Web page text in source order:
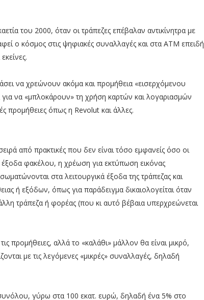
του 2000, όταν οι τράπεζες επέβαλαν αντικίνητρα με
ο κόσμος στις ψηφιακές συναλλαγές και στα ΑΤΜ επειδή
να χρεώνουν ακόμα και προμήθεια «εισερχόμενου
να «μπλοκάρουν» τη χρήση καρτών και λογαριασμών
προμήθειες όπως η Revolut και άλλες.
από πρακτικές που δεν είναι τόσο εμφανείς όσο οι
φακέλου, η χρέωση για εκτύπωση εικόνας
στα λειτουργικά έξοδα της τράπεζας και
ή εξόδων, όπως για παράδειγμα δικαιολογείται όταν
τράπεζα ή φορέας (που κι αυτό βέβαια υπερχρεώνεται
προμήθειες, αλλά το «καλάθι» μάλλον θα είναι μικρό,
με τις λεγόμενες «μικρές» συναλλαγές, δηλαδή
γύρω στα 100 εκατ. ευρώ, δηλαδή ένα 5% στο